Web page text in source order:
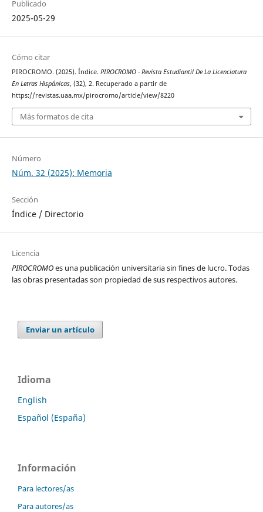
Publicado
2025-05-29
Cómo citar
PIROCROMO. (2025). Índice. PIROCROMO - Revista Estudiantil De La Licenciatura
En Letras Hispánicas, (32), 2. Recuperado a partir de
https://revistas.uaa.mx/pirocromo/article/view/8220
Más formatos de cita
Número
Núm. 32 (2025): Memoria
Sección
Índice / Directorio
Licencia
PIROCROMOes una publicación universitaria sin fines de lucro. Todas
las obras presentadas son propiedad de sus respectivos autores.
Enviar un artículo
Idioma
English
Español (España)
Información
Para lectores/as
Para autores/as